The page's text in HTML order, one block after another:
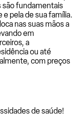
são fundamentais
e pela de sua família.
nas suas mãos a
em
a
ou até
com preços
de saúde!